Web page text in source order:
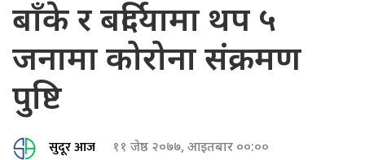
बाँके र बर्दियामा थप ५
जनामा कोरोना संक्रमण
पुष्टि
सुदूर आज ११ जेष्ठ २०७७, आइतबार ००:००